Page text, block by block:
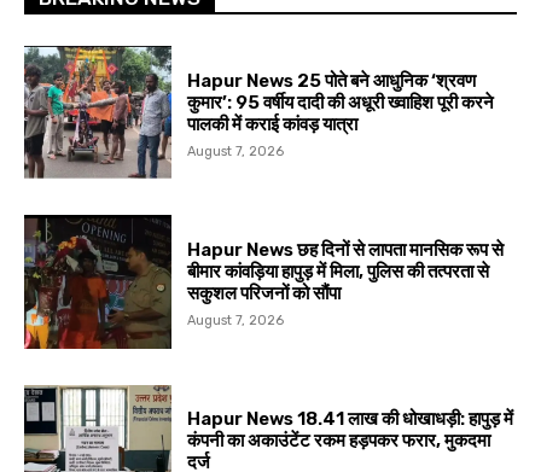
Hapur News 25 पोते बने आधुनिक ‘श्रवण
कुमार’: 95 वर्षीय दादी की अधूरी ख्वाहिश पूरी करने
पालकी में कराई कांवड़ यात्रा
August 7, 2026
Hapur News छह दिनों से लापता मानसिक रूप से
बीमार कांवड़िया हापुड़ में मिला, पुलिस की तत्परता से
सकुशल परिजनों को सौंपा
August 7, 2026
Hapur News 18.41 लाख की धोखाधड़ी: हापुड़ में
कंपनी का अकाउंटेंट रकम हड़पकर फरार, मुकदमा
दर्ज